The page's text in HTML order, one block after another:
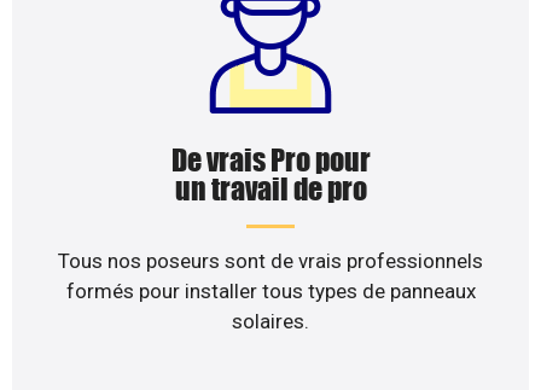
De vrais Pro pour
un travail de pro
Tous nos poseurs sont de vrais professionnels
formés pour installer tous types de panneaux
solaires.